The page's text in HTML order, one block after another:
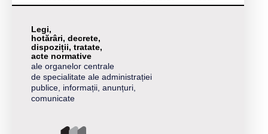
Legi,
hotărâri, decrete,
dispoziții, tratate,
acte normative
ale organelor centrale
de specialitate ale administrației
publice, informații, anunțuri,
comunicate